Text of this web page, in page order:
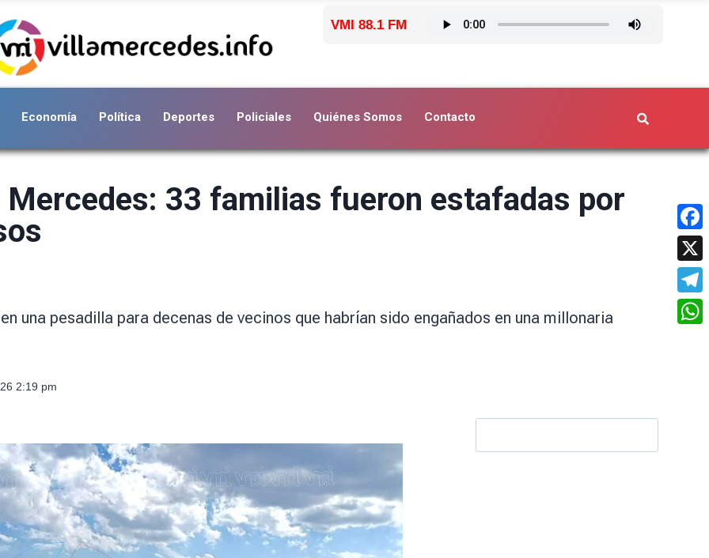
VMI 88.1 FM
Economía Política Deportes Policiales Quiénes Somos Contacto
33 familias fueron estafadas por
una pesadilla para decenas de vecinos que habrían sido engañados en una millonaria
2:19 pm
X